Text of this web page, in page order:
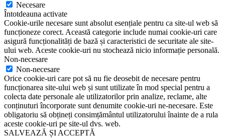
Necesare
Întotdeauna activate
Cookie-urile necesare sunt absolut esențiale pentru ca site-ul web să
funcționeze corect. Această categorie include numai cookie-uri care
asigură funcționalități de bază și caracteristici de securitate ale site-
ului web. Aceste cookie-uri nu stochează nicio informație personală.
Non-necesare
Non-necesare
Orice cookie-uri care pot să nu fie deosebit de necesare pentru
funcționarea site-ului web și sunt utilizate în mod special pentru a
colecta date personale ale utilizatorilor prin analize, reclame, alte
conținuturi încorporate sunt denumite cookie-uri ne-necesare. Este
obligatoriu să obțineți consimțământul utilizatorului înainte de a rula
aceste cookie-uri pe site-ul dvs. web.
SALVEAZĂ ȘI ACCEPTĂ